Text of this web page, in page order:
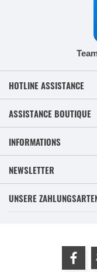
HOTLINE ASSISTANCE
ASSISTANCE BOUTIQUE
INFORMATIONS
NEWSLETTER
UNSERE